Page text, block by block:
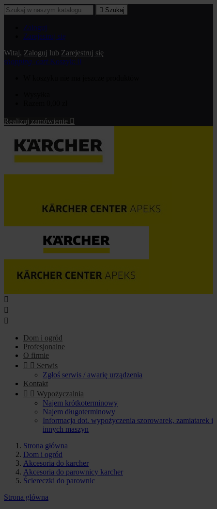
 Szukaj
Zaloguj
Zarejestruj się
Witaj, Zaloguj lub Zarejestruj się
shopping_cart Koszyk: 0
Realizuj zamówienie 



Dom i ogród
Profesjonalne
O firmie
  Serwis
Zgłoś serwis / awarię urządzenia
Kontakt
  Wypożyczalnia
Najem krótkoterminowy
Najem długoterminowy
Informacja dot. wypożyczenia szorowarek, zamiatarek i
innych maszyn
Strona główna
Dom i ogród
Akcesoria do karcher
Akcesoria do parownicy karcher
Ściereczki do parownic
Strona główna